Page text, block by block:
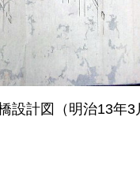
設計図（明治13年3